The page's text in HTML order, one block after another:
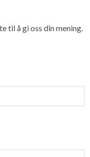
til å gi oss din mening.